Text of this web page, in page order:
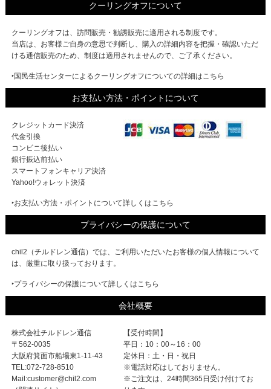
クーリングオフについて
クーリングオフは、訪問販売・勧誘販売に適用される制度です。
当店は、お客様ご自身の意思で判断し、購入の詳細内容を把握・確認いただ
ける通信販売のため、制度は適用されませんので、ご了承ください。
‣国民生活センターによるクーリングオフについての詳細はこちら
お支払い方法・ポイントについて
クレジットカード決済
代金引換
コンビニ後払い
銀行振込前払い
スマートフォンキャリア決済
Yahoo!ウォレット決済
‣お支払い方法・ポイントについて詳しくはこちら
プライバシーの保護について
chil2（チルドレン通信）では、ご利用いただいたお客様の個人情報について
は、厳重に取り扱っております。
‣プライバシーの保護について詳しくはこちら
会社概要
株式会社チルドレン通信
〒562-0035
大阪府箕面市船場東1-11-43
TEL:072-728-8510
Mail:customer@chil2.com
【受付時間】
平日：10：00～16：00
定休日：土・日・祝日
※電話対応はしておりません。
※ご注文は、24時間365日受け付けてお